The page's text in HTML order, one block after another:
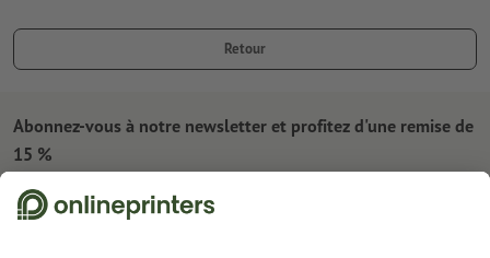
Retour
Abonnez-vous à notre newsletter et profitez d'une remise de
15 %